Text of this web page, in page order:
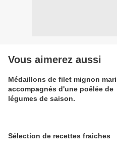
Vous aimerez aussi
Médaillons de filet mignon
accompagnés d'une poêlée de
légumes de saison.
Sélection de recettes fraiches